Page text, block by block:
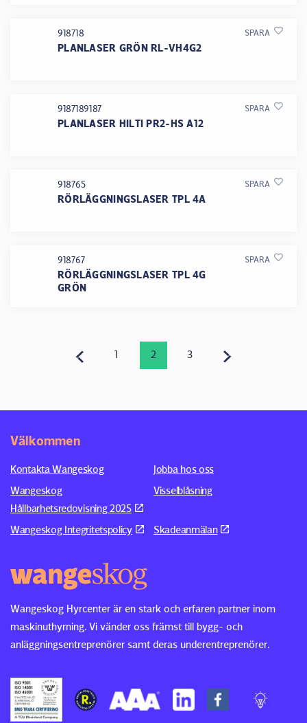
918718
PLANLASER GRÖN RL-VH4G2
SPARA
9187189187
PLANLASER HILTI PR2-HS A12
SPARA
918765
RÖRLÄGGNINGSLASER TPL 4A
SPARA
918767
RÖRLÄGGNINGSLASER TPL 4G
GRÖN
SPARA
1 2 3
Wangeskog Hyrcenter är en stark och erfaren partner inom
maskinuthyrning. Vi vänder oss främst till bygg- och
anläggningsentreprenörer samt deras underentreprenörer.
Välkommen
Kontakta Wangeskog
Jobba hos oss
Wangeskog
Hållbarhetsredovisning 2025
Visselblåsning
Wangeskog Integritetspolicy Skadeanmälan